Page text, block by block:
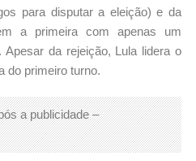
para disputar a eleição) e da
a primeira com apenas um
da rejeição, Lula lidera o
do primeiro turno.
a publicidade –